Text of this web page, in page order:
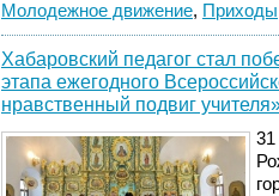
Молодежное движение, Приходы
Хабаровский педагог стал
этапа ежегодного
нравственный подвиг
31